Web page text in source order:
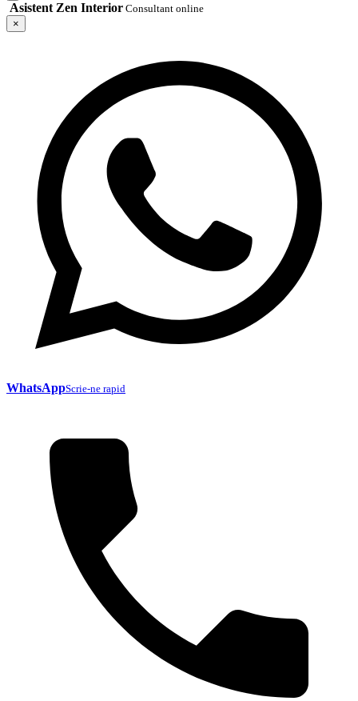
Asistent Zen Interior Consultant online
×
WhatsAppScrie-ne rapid